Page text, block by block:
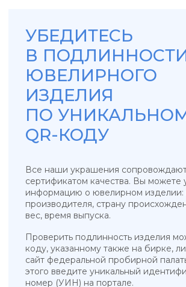
УКРАШЕНИЯ, ЗАРЯЖЕННЫЕ ЭНЕРГИЕЙ
НЕБА, СОЛНЦА И МОРЯ